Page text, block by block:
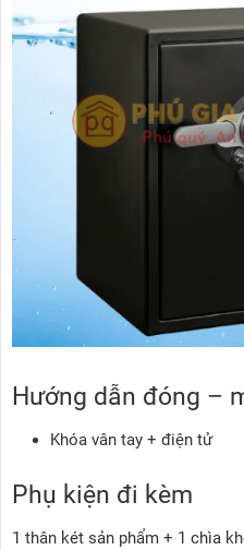
Hướng dẫn đóng –
Khóa vân tay + điện tử
Phụ kiện đi kèm
1 thân két sản phẩm + 1 chìa